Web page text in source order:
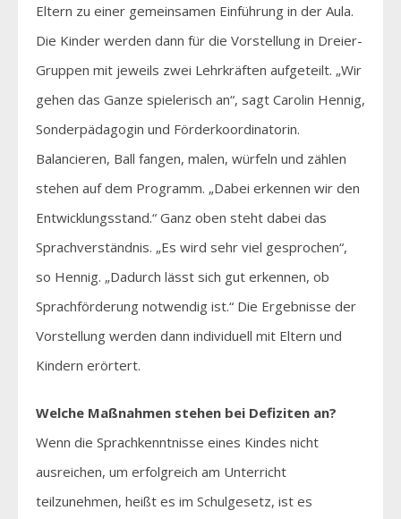
Eltern zu einer gemeinsamen Einführung in der Aula.
Die Kinder werden dann für die Vorstellung in Dreier-
Gruppen mit jeweils zwei Lehrkräften aufgeteilt. „Wir
gehen das Ganze spielerisch an“, sagt Carolin Hennig,
Sonderpädagogin und Förderkoordinatorin.
Balancieren, Ball fangen, malen, würfeln und zählen
stehen auf dem Programm. „Dabei erkennen wir den
Entwicklungsstand.“ Ganz oben steht dabei das
Sprachverständnis. „Es wird sehr viel gesprochen“,
so Hennig. „Dadurch lässt sich gut erkennen, ob
Sprachförderung notwendig ist.“ Die Ergebnisse der
Vorstellung werden dann individuell mit Eltern und
Kindern erörtert.
Welche Maßnahmen stehen bei Defiziten an?
Wenn die Sprachkenntnisse eines Kindes nicht
ausreichen, um erfolgreich am Unterricht
teilzunehmen, heißt es im Schulgesetz, ist es